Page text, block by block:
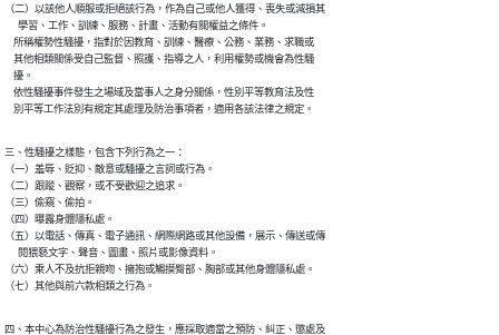
（二）以該他人順服或拒絕該行為，作為自己或他人獲得、喪失或減損其
      學習、工作、訓練、服務、計畫、活動有關權益之條件。
    所稱權勢性騷擾，指對於因教育、訓練、醫療、公務、業務、求職或
    其他相類關係受自己監督、照護、指導之人，利用權勢或機會為性騷
    擾。
    依性騷擾事件發生之場域及當事人之身分關係，性別平等教育法及性
    別平等工作法別有規定其處理及防治事項者，適用各該法律之規定。
三、性騷擾之樣態，包含下列行為之一：
（一）羞辱、貶抑、敵意或騷擾之言詞或行為。
（二）跟蹤、觀察，或不受歡迎之追求。
（三）偷窺、偷拍。
（四）曝露身體隱私處。
（五）以電話、傳真、電子通訊、網際網路或其他設備，展示、傳送或傳
      閱猥褻文字、聲音、圖畫、照片或影像資料。
（六）乘人不及抗拒親吻、擁抱或觸摸臀部、胸部或其他身體隱私處。
（七）其他與前六款相類之行為。
四、本中心為防治性騷擾行為之發生，應採取適當之預防、糾正、懲處及